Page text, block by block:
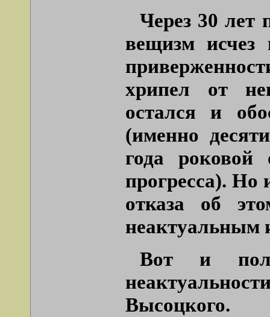
Через 30 лет
вещизм исчез
хрипел от
остался и
(именно
года роковой
прогресса). Но
отказа об
неактуальным
Вот и
Высоцкого.